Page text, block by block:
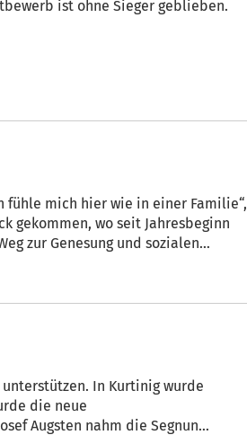
ist ohne Sieger geblieben.
fühle mich hier wie in einer Familie“,
zur Genesung und sozialen
In Kurtinig wurde
die neue